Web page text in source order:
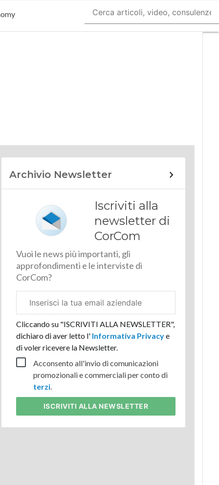
Archivio Newsletter
Iscriviti alla
newsletter di
CorCom
Vuoi le news più importanti, gli
approfondimenti e le interviste di
CorCom?
aziendale
Cliccando su "ISCRIVITI ALLA NEWSLETTER",
dichiaro di aver letto l'Informativa Privacye
di voler ricevere la Newsletter.
Acconsento all'invio di comunicazioni
promozionali e commerciali per conto di
terzi.
ISCRIVITI ALLA NEWSLETTER